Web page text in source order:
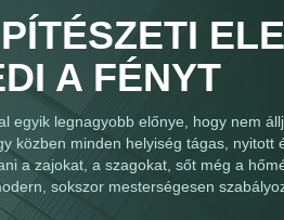
A FÉNYT
egyik legnagyobb előnye, hogy nem
közben minden helyiség tágas, nyitott
a zajokat, a szagokat, sőt még a
sokszor mesterségesen